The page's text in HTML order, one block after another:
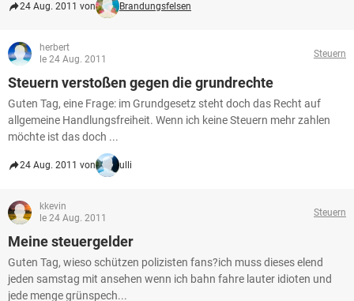
24 Aug. 2011 von Brandungsfelsen
herbert
le 24 Aug. 2011
Steuern
Steuern verstoßen gegen die grundrechte
Guten Tag, eine Frage: im Grundgesetz steht doch das Recht auf
allgemeine Handlungsfreiheit. Wenn ich keine Steuern mehr zahlen
möchte ist das doch ...
24 Aug. 2011 von ulli
kkevin
le 24 Aug. 2011
Steuern
Meine steuergelder
Guten Tag, wieso schützen polizisten fans?ich muss dieses elend
jeden samstag mit ansehen wenn ich bahn fahre lauter idioten und
jede menge grünspech...